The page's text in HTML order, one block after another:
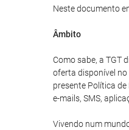
Neste documento
Âmbito
Como sabe, a TGT
oferta disponível no
presente Política
e-mails, SMS,
Vivendo num